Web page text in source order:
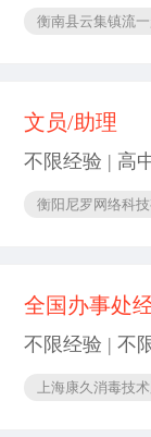
衡南县云集镇流
文员/助理
不限经验 | 高
衡阳尼罗网络科
全国办事处
不限经验 | 不
上海康久消毒技